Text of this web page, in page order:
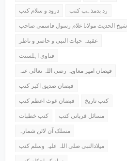
درود و سلام کتب
رد بدمذہب کتب
شیخ الحدیث مولانا غلام رسول قاسمی صاحب
کتب
عقیدہ حیات النبی و حاضر و ناظر
فتاوی اہلسنت
فیضان امیر معاویہ رضی اللہ تعالی عنہ
فیضان صدیق اکبر کتب
فیضان غوث اعظم کتب
کتب تاریخ
کتب خطبات
مسائل قربانی کتب
مسلک آن لائن شمارہ
میلادالنبی صلی اللہ علیہ وسلم کتب